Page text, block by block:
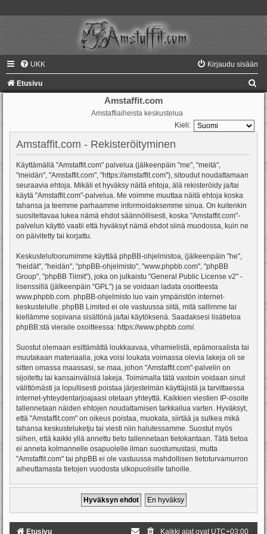
UKK Kirjaudu sisään
Etusivu
Amstaffit.com
Amstaffiaiheista keskustelua
Kieli:
Amstaffit.com - Rekisteröityminen
Käyttämällä "Amstaffit.com" palvelua (jälkeenpäin "me", "meitä",
"meidän", "Amstaffit.com", "https://amstaffit.com"), sitoudut noudattamaan
seuraavia ehtoja. Mikäli et hyväksy näitä ehtoja, älä rekisteröidy ja/tai
käytä "Amstaffit.com"-palvelua. Me voimme muuttaa näitä ehtoja koska
tahansa ja teemme parhaamme informoidaksemme sinua. On kuitenkin
suositeltavaa lukea nämä ehdot säännöllisesti, koska "Amstaffit.com"-
palvelun käyttö vaatii että hyväksyt nämä ehdot siinä muodossa, kuin ne
on päivitetty tai korjattu.
Keskustelufoorumimme käyttää phpBB-ohjelmistoa, (jälkeenpäin "he",
"heidät", "heidän", "phpBB-ohjelmisto", "www.phpbb.com", "phpBB
Group", "phpBB Tiimit"), joka on julkaistu "General Public License v2" -
lisenssillä (jälkeenpäin "GPL") ja se voidaan ladata osoitteesta
www.phpbb.com. phpBB-ohjelmisto luo vain ympäristön internet-
keskustelulle. phpBB Limited ei ole vastuussa siitä, mitä sallimme tai
kiellämme sopivana sisältönä ja/tai käytöksenä. Saadaksesi lisätietoa
phpBB:stä vieraile osoitteessa: https://www.phpbb.com/.
Suostut olemaan esittämättä loukkaavaa, vihamielistä, epämoraalista tai
muutakaan materiaalia, joka voisi loukata voimassa olevia lakeja oli se
sitten omassa maassasi, se maa, johon "Amstaffit.com"-palvelin on
sijoitettu tai kansainvälisiä lakeja. Toimimalla tätä vastoin voidaan sinut
välittömästi ja lopullisesti poistaa järjestelmän käyttäjistä ja tarvittaessa
internet-yhteydentarjoajaasi otetaan yhteyttä. Kaikkien viestien IP-osoite
tallennetaan näiden ehtojen noudattamisen tarkkailua varten. Hyväksyt,
että "Amstaffit.com" on oikeus poistaa, muokata, siirtää ja sulkea mikä
tahansa keskusteluketju tai viesti niin halutessamme. Suostut myös
siihen, että kaikki yllä annettu tieto tallennetaan tietokantaan. Tätä tietoa
ei anneta kolmannelle osapuolelle ilman suostumustasi, mutta
"Amstaffit.com" tai phpBB ei ole vastuussa mahdollisen tietoturvamurron
aiheuttamasta tietojen vuodosta ulkopuolisille tahoille.
Etusivu Kaikki ajat ovat UTC+03:00